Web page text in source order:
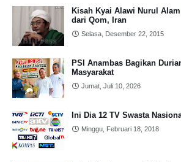
Kisah Kyai Alawi Nurul
dari Qom, Iran
Selasa, Desember 22, 2015
PSI Anambas Bagikan
Masyarakat
Jumat, Juli 10, 2026
Ini Dia 12 TV Swasta
Minggu, Februari 18, 2018